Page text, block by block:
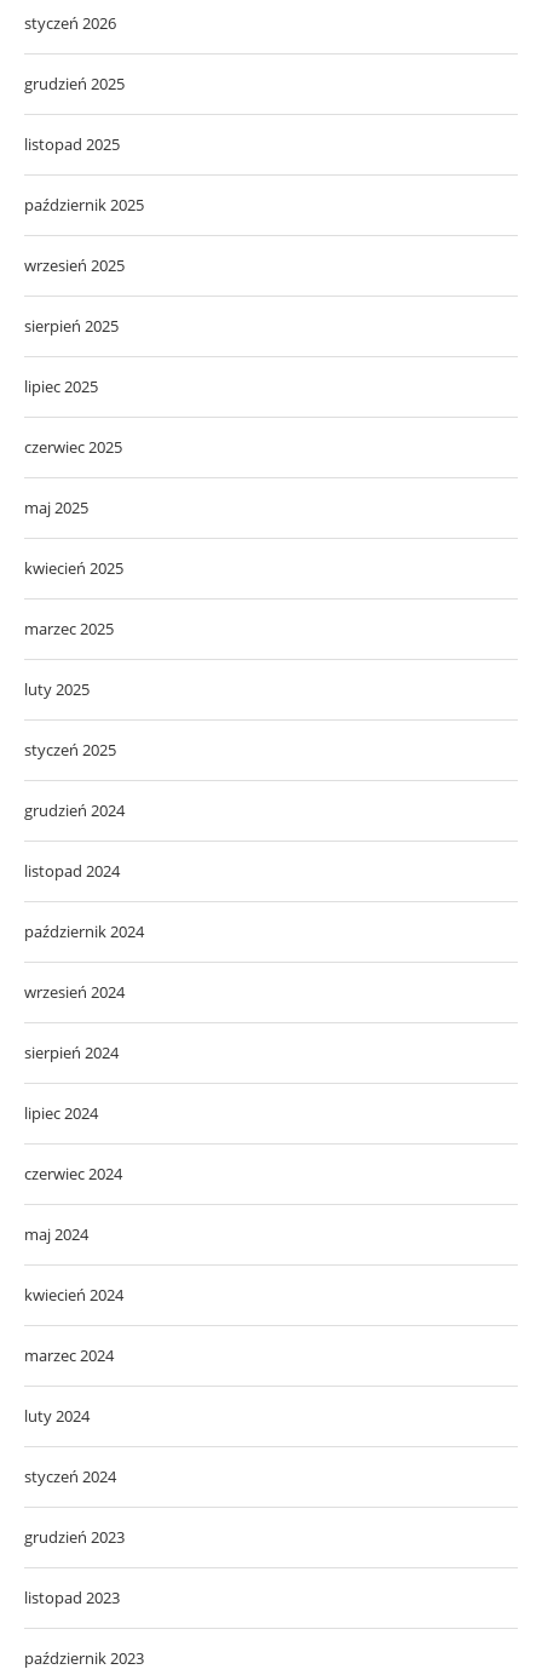
styczeń 2026
grudzień 2025
listopad 2025
październik 2025
wrzesień 2025
sierpień 2025
lipiec 2025
czerwiec 2025
maj 2025
kwiecień 2025
marzec 2025
luty 2025
styczeń 2025
grudzień 2024
listopad 2024
październik 2024
wrzesień 2024
sierpień 2024
lipiec 2024
czerwiec 2024
maj 2024
kwiecień 2024
marzec 2024
luty 2024
styczeń 2024
grudzień 2023
listopad 2023
październik 2023